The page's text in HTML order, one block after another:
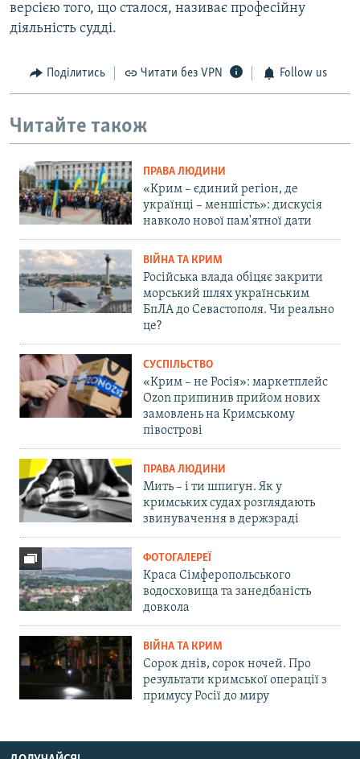
версією того, що сталося, називає професійну
діяльність судді.
Поділитись Читати без VPN Follow us
Читайте також
ПРАВА ЛЮДИНИ
«Крим – єдиний регіон, де
українці – меншість»: дискусія
навколо нової пам'ятної дати
ВІЙНА ТА КРИМ
Російська влада обіцяє закрити
морський шлях українським
БпЛА до Севастополя. Чи реально
це?
СУСПІЛЬСТВО
«Крим – не Росія»: маркетплейс
Ozon припинив прийом нових
замовлень на Кримському
півострові
ПРАВА ЛЮДИНИ
Мить – і ти шпигун. Як у
кримських судах розглядають
звинувачення в держзраді
ФОТОГАЛЕРЕЇ
Краса Сімферопольського
водосховища та занедбаність
довкола
ВІЙНА ТА КРИМ
Сорок днів, сорок ночей. Про
результати кримської операції з
примусу Росії до миру